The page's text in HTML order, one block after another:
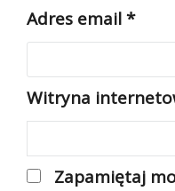
Adres email*
Witryna
Zapamiętaj